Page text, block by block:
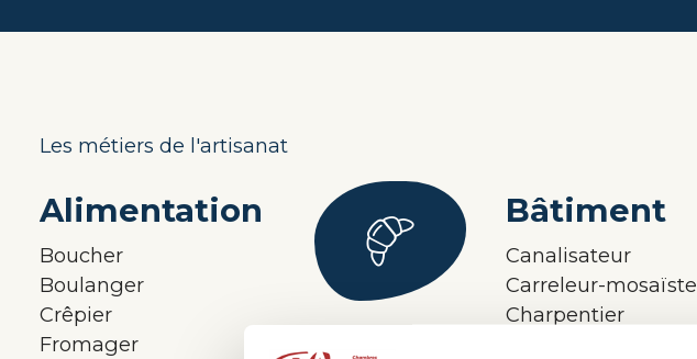
Artisanat
Les métiers de l'artisanat
Alimentation
Boucher
Boulanger
Crêpier
Fromager
Bâtiment
Canalisateur
Carreleur-mosaïste
Charpentier